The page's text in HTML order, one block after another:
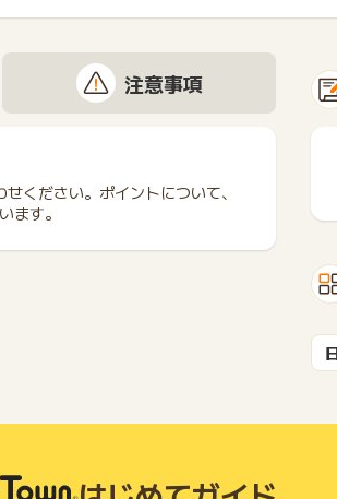
注意事項
ください。ポイントについて、
ます。